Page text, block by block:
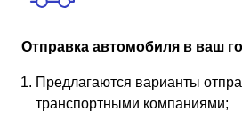
Отправка автомобиля в ваш
Предлагаются варианты
транспортными компаниями;